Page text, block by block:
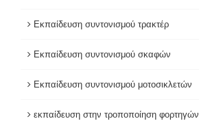
Εκπαίδευση συντονισμού τρακτέρ
Εκπαίδευση συντονισμού σκαφών
Εκπαίδευση συντονισμού μοτοσικλετών
εκπαίδευση στην τροποποίηση φορτηγών